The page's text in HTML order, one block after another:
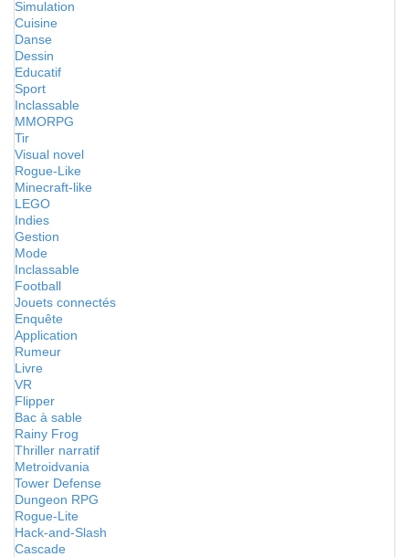
Simulation
Cuisine
Danse
Dessin
Educatif
Sport
Inclassable
MMORPG
Tir
Visual novel
Rogue-Like
Minecraft-like
LEGO
Indies
Gestion
Mode
Inclassable
Football
Jouets connectés
Enquête
Application
Rumeur
Livre
VR
Flipper
Bac à sable
Rainy Frog
Thriller narratif
Metroidvania
Tower Defense
Dungeon RPG
Rogue-Lite
Hack-and-Slash
Cascade